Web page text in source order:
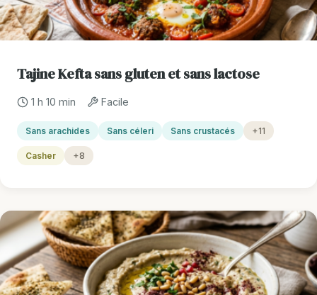
Tajine Kefta sans gluten et sans lactose
1 h 10 min Facile
Sans arachides Sans céleri Sans crustacés +11
Casher +8